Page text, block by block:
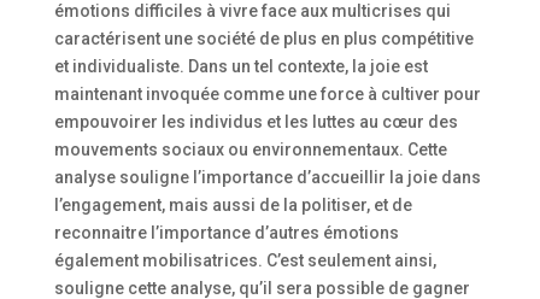
émotions difficiles à vivre face aux multicrises qui
caractérisent une société de plus en plus compétitive
et individualiste. Dans un tel contexte, la joie est
maintenant invoquée comme une force à cultiver pour
empouvoirer les individus et les luttes au cœur des
mouvements sociaux ou environnementaux. Cette
analyse souligne l’importance d’accueillir la joie dans
l’engagement, mais aussi de la politiser, et de
reconnaitre l’importance d’autres émotions
également mobilisatrices. C’est seulement ainsi,
souligne cette analyse, qu’il sera possible de gagner